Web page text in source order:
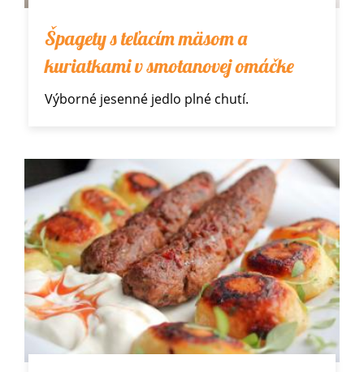
Špagety s teľacím mäsom a
kuriatkami v smotanovej omáčke
Výborné jesenné jedlo plné chutí.